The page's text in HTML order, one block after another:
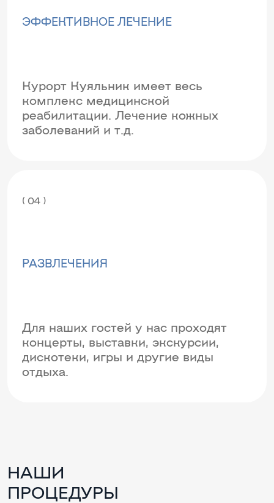
ЭФФЕКТИВНОЕ ЛЕЧЕНИЕ
Курорт Куяльник имеет весь
комплекс медицинской
реабилитации. Лечение кожных
заболеваний и т.д.
( 04 )
РАЗВЛЕЧЕНИЯ
Для наших гостей у нас проходят
концерты, выставки, экскурсии,
дискотеки, игры и другие виды
отдыха.
НАШИ
ПРОЦЕДУРЫ